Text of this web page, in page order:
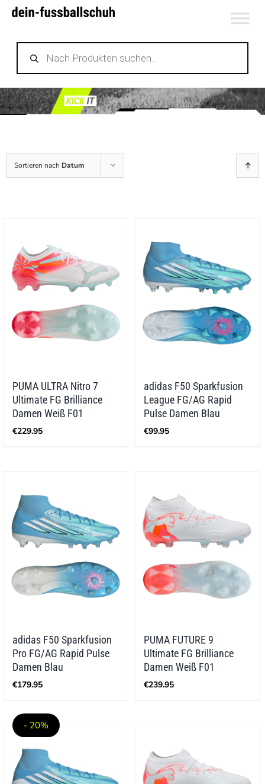
Zum
springen
Products
search
Sortieren nach Datum
PUMA ULTRA Nitro 7
Ultimate FG Brilliance
Damen Weiß F01
€229.95
adidas F50 Sparkfusion
League FG/AG Rapid
Pulse Damen Blau
€99.95
adidas F50 Sparkfusion
Pro FG/AG Rapid Pulse
Damen Blau
€179.95
PUMA FUTURE 9
Ultimate FG Brilliance
Damen Weiß F01
€239.95
- 20%